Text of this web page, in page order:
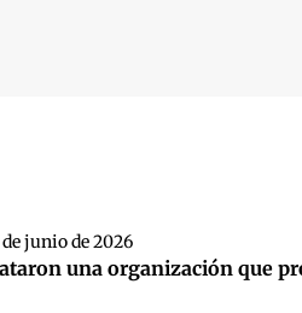
junio de 2026
una organización que